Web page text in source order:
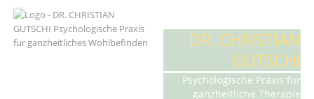
DR. CHRISTIAN
GUTSCHI
Psychologische Praxis für
ganzheitliche Therapie